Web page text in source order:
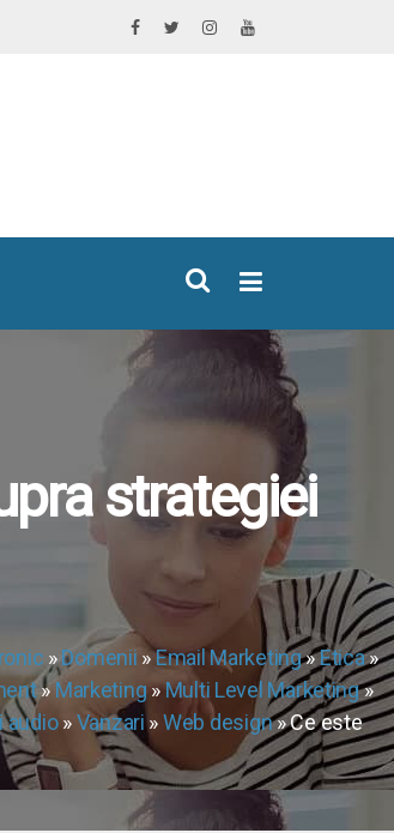
strategiei
»Domenii »Email Marketing»Etica»
»Marketing»Multi Level Marketing»
audio»Vanzari »Web design» Ce este